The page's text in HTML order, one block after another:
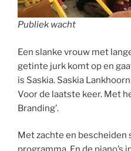
Publiek wacht
Een slanke vrouw met
getinte jurk komt op en
is Saskia. Saskia
Voor de laatste keer. Met
Branding’.
Met zachte en